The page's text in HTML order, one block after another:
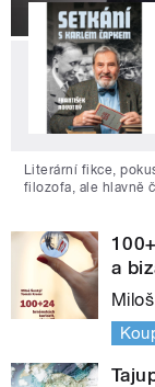
Literární fikce,
filozofa, ale hlavně
a